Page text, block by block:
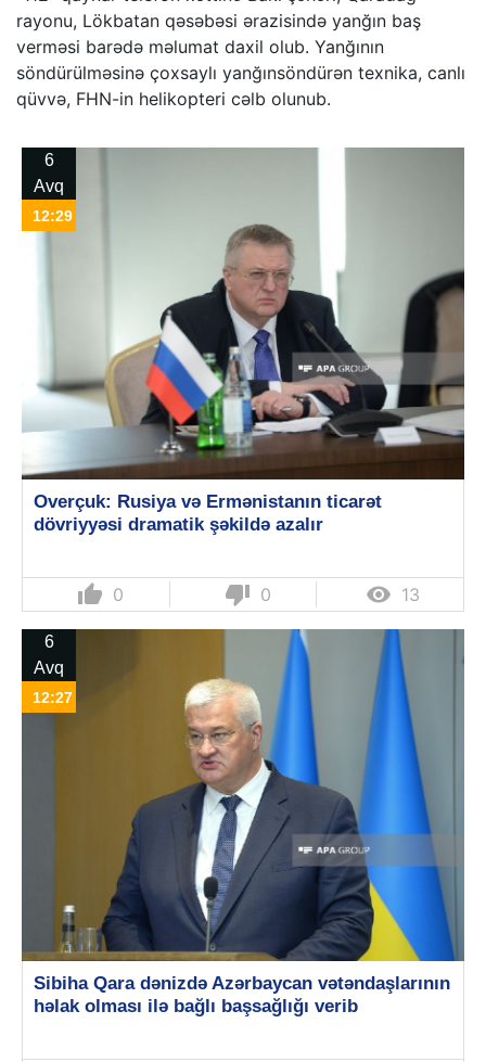
rayonu, Lökbatan qəsəbəsi ərazisində yanğın baş
verməsi barədə məlumat daxil olub. Yanğının
söndürülməsinə çoxsaylı yanğınsöndürən texnika, canlı
qüvvə, FHN-in helikopteri cəlb olunub.
6
Avq
12:29
Overçuk: Rusiya və Ermənistanın ticarət
dövriyyəsi dramatik şəkildə azalır
thumb_up 0 thumb_down 0  13
6
Avq
12:27
Sibiha Qara dənizdə Azərbaycan vətəndaşlarının
həlak olması ilə bağlı başsağlığı verib